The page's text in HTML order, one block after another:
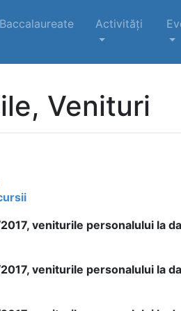
Activități
Venituri
veniturile personalului la
veniturile personalului la